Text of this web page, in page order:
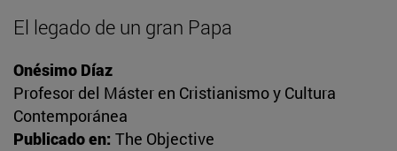
El legado de un gran Papa
Onésimo Díaz
Profesor del Máster en Cristianismo y Cultura
Contemporánea
Publicado en: The Objective